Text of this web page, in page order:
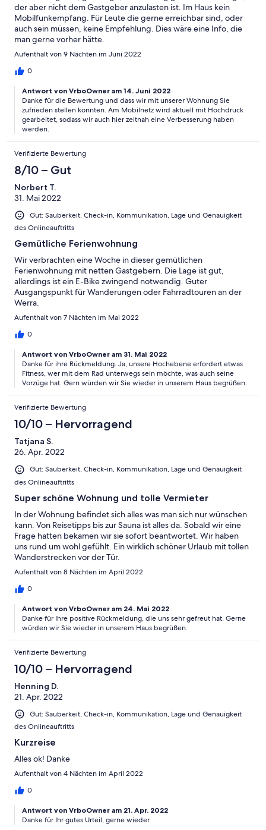
der aber nicht dem Gastgeber anzulasten ist. Im Haus kein
Mobilfunkempfang. Für Leute die gerne erreichbar sind, oder
auch sein müssen, keine Empfehlung. Dies wäre eine Info, die
man gerne vorher hätte.
Aufenthalt von 9 Nächten im Juni 2022
0
Antwort von VrboOwner am 14. Juni 2022
Danke für die Bewertung und dass wir mit unserer Wohnung Sie
zufrieden stellen konnten. Am Mobilnetz wird aktuell mit Hochdruck
gearbeitet, sodass wir auch hier zeitnah eine Verbesserung haben
werden.
Verifizierte Bewertung
8/10 – Gut
Norbert T.
31. Mai 2022
Gut: Sauberkeit, Check-in, Kommunikation, Lage und Genauigkeit
des Onlineauftritts
Gemütliche Ferienwohnung
Wir verbrachten eine Woche in dieser gemütlichen
Ferienwohnung mit netten Gastgebern. Die Lage ist gut,
allerdings ist ein E-Bike zwingend notwendig. Guter
Ausgangspunkt für Wanderungen oder Fahrradtouren an der
Werra.
Aufenthalt von 7 Nächten im Mai 2022
0
Antwort von VrboOwner am 31. Mai 2022
Danke für ihre Rückmeldung. Ja, unsere Hochebene erfordert etwas
Fitness, wer mit dem Rad unterwegs sein möchte, was auch seine
Vorzüge hat. Gern würden wir Sie wieder in unserem Haus begrüßen.
Verifizierte Bewertung
10/10 – Hervorragend
Tatjana S.
26. Apr. 2022
Gut: Sauberkeit, Check-in, Kommunikation, Lage und Genauigkeit
des Onlineauftritts
Super schöne Wohnung und tolle Vermieter
In der Wohnung befindet sich alles was man sich nur wünschen
kann. Von Reisetipps bis zur Sauna ist alles da. Sobald wir eine
Frage hatten bekamen wir sie sofort beantwortet. Wir haben
uns rund um wohl gefühlt. Ein wirklich schöner Urlaub mit tollen
Wanderstrecken vor der Tür.
Aufenthalt von 8 Nächten im April 2022
0
Antwort von VrboOwner am 24. Mai 2022
Danke für Ihre positive Rückmeldung, die uns sehr gefreut hat. Gerne
würden wir Sie wieder in unserem Haus begrüßen.
Verifizierte Bewertung
10/10 – Hervorragend
Henning D.
21. Apr. 2022
Gut: Sauberkeit, Check-in, Kommunikation, Lage und Genauigkeit
des Onlineauftritts
Kurzreise
Alles ok! Danke
Aufenthalt von 4 Nächten im April 2022
0
Antwort von VrboOwner am 21. Apr. 2022
Danke für Ihr gutes Urteil, gerne wieder.